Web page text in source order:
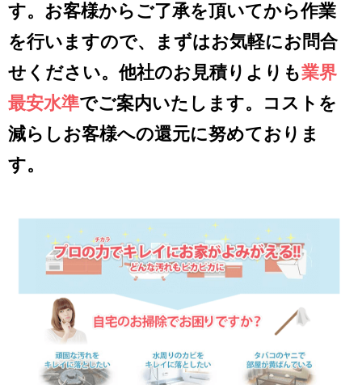
す。お客様からご了承を頂いてから作業
を行いますので、まずはお気軽にお問合
せください。他社のお見積りよりも業界
最安水準でご案内いたします。コストを
減らしお客様への還元に努めておりま
す。